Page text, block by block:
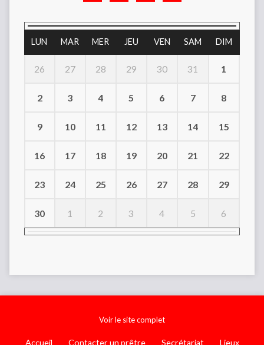
LUN MAR MER JEU VEN SAM DIM
26 27 28 29 30 31 1
2 3 4 5 6 7 8
9 10 11 12 13 14 15
16 17 18 19 20 21 22
23 24 25 26 27 28 29
30 1 2 3 4 5 6
Voir le site complet
Accueil Contacter un prêtre Secrétariat Lieux